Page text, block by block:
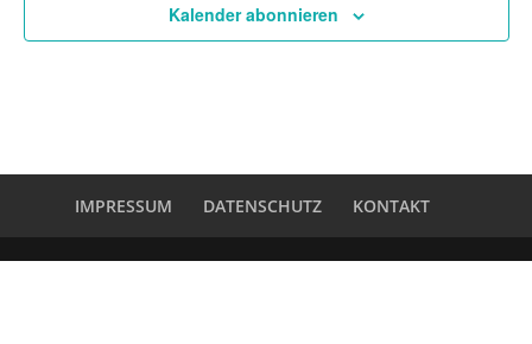
Kalender abonnieren
IMPRESSUM DATENSCHUTZ KONTAKT